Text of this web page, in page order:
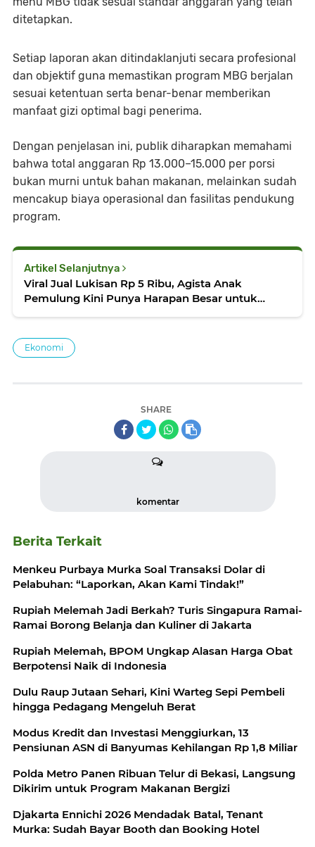
ditetapkan.
Setiap laporan akan ditindaklanjuti secara profesional
dan objektif guna memastikan program MBG berjalan
sesuai ketentuan serta benar-benar memberikan
manfaat gizi optimal bagi penerima.
Dengan penjelasan ini, publik diharapkan memahami
bahwa total anggaran Rp 13.000–15.000 per porsi
bukan murni untuk bahan makanan, melainkan sudah
mencakup biaya operasional dan fasilitas pendukung
program.
Artikel Selanjutnya
Viral Jual Lukisan Rp 5 Ribu, Agista Anak
Pemulung Kini Punya Harapan Besar untuk
Ekonomi
SHARE
komentar
Berita Terkait
Menkeu Purbaya Murka Soal Transaksi Dolar di
Pelabuhan: “Laporkan, Akan Kami Tindak!”
Rupiah Melemah Jadi Berkah? Turis Singapura Ramai-
Ramai Borong Belanja dan Kuliner di Jakarta
Rupiah Melemah, BPOM Ungkap Alasan Harga Obat
Berpotensi Naik di Indonesia
Dulu Raup Jutaan Sehari, Kini Warteg Sepi Pembeli
hingga Pedagang Mengeluh Berat
Modus Kredit dan Investasi Menggiurkan, 13
Pensiunan ASN di Banyumas Kehilangan Rp 1,8 Miliar
Polda Metro Panen Ribuan Telur di Bekasi, Langsung
Dikirim untuk Program Makanan Bergizi
Djakarta Ennichi 2026 Mendadak Batal, Tenant
Murka: Sudah Bayar Booth dan Booking Hotel